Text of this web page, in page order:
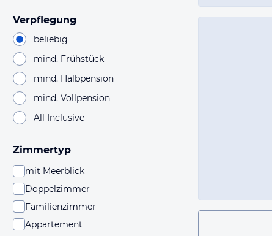
Verpflegung
beliebig
mind. Frühstück
mind. Halbpension
mind. Vollpension
All Inclusive
Zimmertyp
mit Meerblick
Doppelzimmer
Familienzimmer
Appartement